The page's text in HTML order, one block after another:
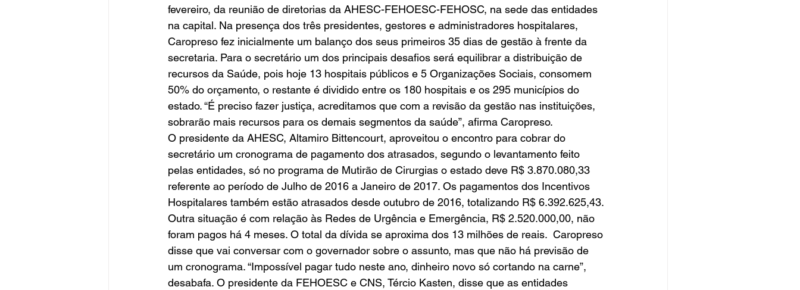
fevereiro, da reunião de diretorias da AHESC-FEHOESC-FEHOSC, na sede das entidades
na capital. Na presença dos três presidentes, gestores e administradores hospitalares,
Caropreso fez inicialmente um balanço dos seus primeiros 35 dias de gestão à frente da
secretaria. Para o secretário um dos principais desafios será equilibrar a distribuição de
recursos da Saúde, pois hoje 13 hospitais públicos e 5 Organizações Sociais, consomem
50% do orçamento, o restante é dividido entre os 180 hospitais e os 295 municípios do
estado. “É preciso fazer justiça, acreditamos que com a revisão da gestão nas instituições,
sobrarão mais recursos para os demais segmentos da saúde”, afirma Caropreso.
O presidente da AHESC, Altamiro Bittencourt, aproveitou o encontro para cobrar do
secretário um cronograma de pagamento dos atrasados, segundo o levantamento feito
pelas entidades, só no programa de Mutirão de Cirurgias o estado deve R$ 3.870.080,33
referente ao período de Julho de 2016 a Janeiro de 2017. Os pagamentos dos Incentivos
Hospitalares também estão atrasados desde outubro de 2016, totalizando R$ 6.392.625,43.
Outra situação é com relação às Redes de Urgência e Emergência, R$ 2.520.000,00, não
foram pagos há 4 meses. O total da dívida se aproxima dos 13 milhões de reais.  Caropreso
disse que vai conversar com o governador sobre o assunto, mas que não há previsão de
um cronograma. “Impossível pagar tudo neste ano, dinheiro novo só cortando na carne”,
desabafa. O presidente da FEHOESC e CNS, Tércio Kasten, disse que as entidades